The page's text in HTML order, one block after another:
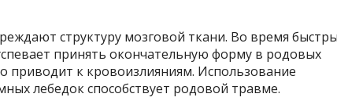
структуру мозговой ткани. Во время
принять окончательную форму в родовых
приводит к кровоизлияниям. Использование
лебедок способствует родовой травме.